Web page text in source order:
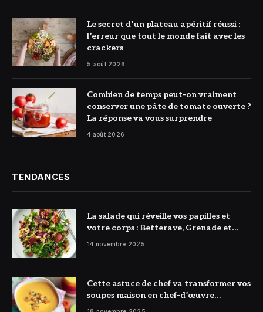
© DR
Le secret d’un plateau apéritif réussi :
l’erreur que tout le monde fait avec les
crackers
5 août 2026
© DR
Combien de temps peut-on vraiment
conserver une pâte de tomate ouverte ?
La réponse va vous surprendre
4 août 2026
TENDANCES
La salade qui réveille vos papilles et
votre corps : Betterave, Grenade et
Citron à l’honneur
14 novembre 2025
Cette astuce de chef va transformer vos
soupes maison en chef-d’œuvre
réconfortant